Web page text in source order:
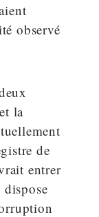
observé
la
de
entrer